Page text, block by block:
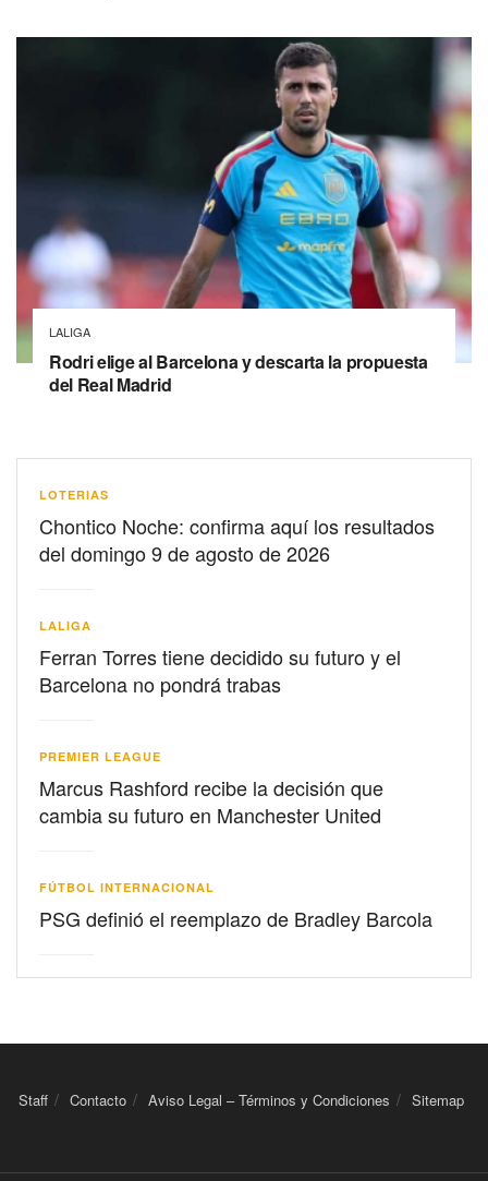
LALIGA
Rodri elige al Barcelona y descarta la propuesta
del Real Madrid
LOTERIAS
Chontico Noche: confirma aquí los resultados
del domingo 9 de agosto de 2026
LALIGA
Ferran Torres tiene decidido su futuro y el
Barcelona no pondrá trabas
PREMIER LEAGUE
Marcus Rashford recibe la decisión que
cambia su futuro en Manchester United
FÚTBOL INTERNACIONAL
PSG definió el reemplazo de Bradley Barcola
Staff Contacto Aviso Legal – Términos y Condiciones Sitemap